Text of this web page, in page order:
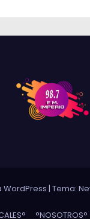
WordPress | Tema:
°NOSOTROS°